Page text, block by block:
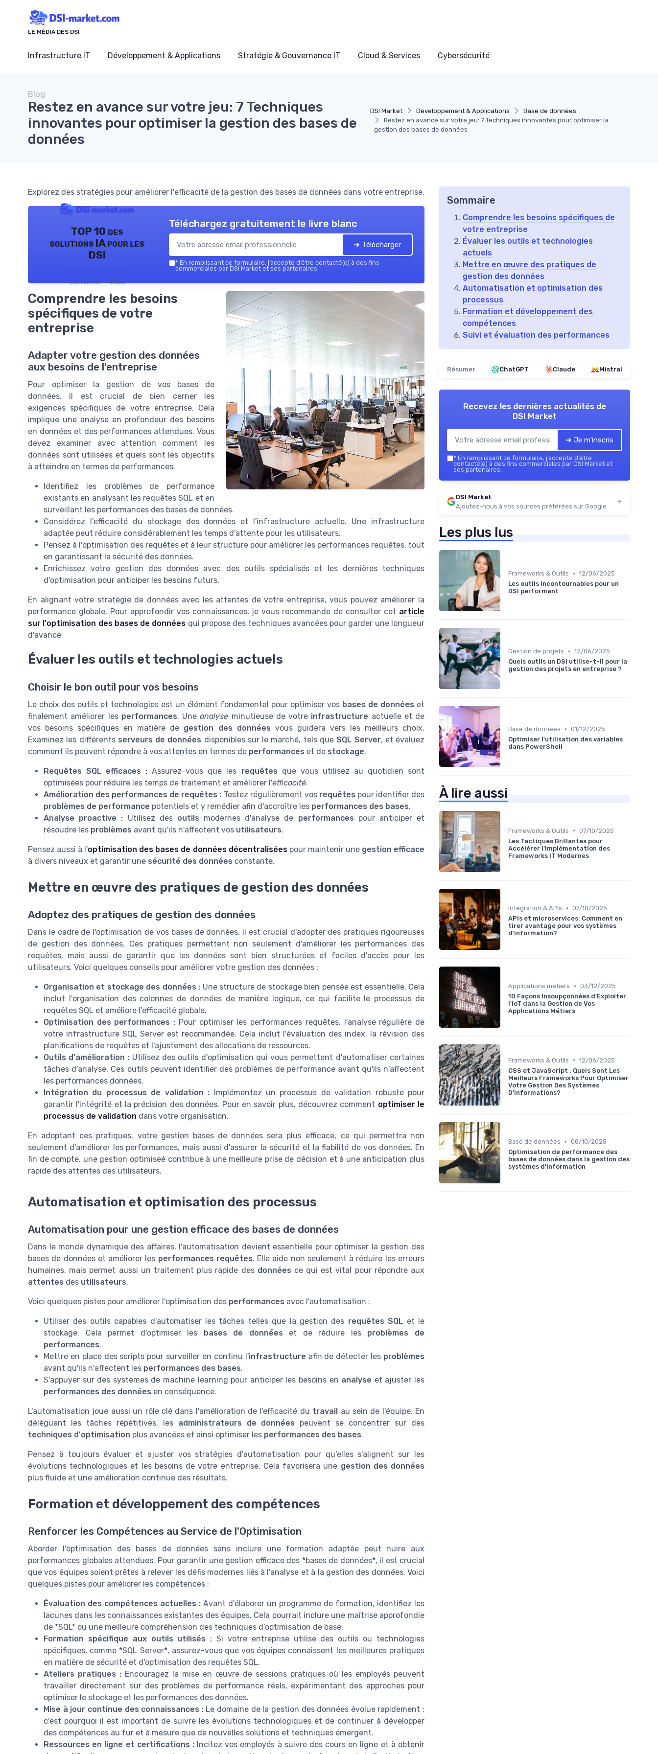
LE MÉDIA DES DSI
Infrastructure IT Développement & Applications Stratégie & Gouvernance IT Cloud & Services Cybersécurité
DSI Market Développement & Applications
Base de données
Restez en avance sur votre jeu: 7 Techniques innovantes pour optimiser la
gestion des bases de données
Blog
Restez en avance sur votre jeu: 7 Techniques
innovantes pour optimiser la gestion des bases de
données
Explorez des stratégies pour améliorer l'efficacité de la gestion des bases de données dans votre entreprise.
TOP 10 des
solutions IA pour les
DSI
DSI Market — 2026
Téléchargez gratuitement le livre blanc
➔ Télécharger
* En remplissant ce formulaire, j’accepte d’être contacté(e) à des fins
commerciales par DSI Market et ses partenaires.
Comprendre les besoins
spécifiques de votre
entreprise
Adapter votre gestion des données
aux besoins de l'entreprise
Pour optimiser la gestion de vos bases de
données, il est crucial de bien cerner les
exigences spécifiques de votre entreprise. Cela
implique une analyse en profondeur des besoins
en données et des performances attendues. Vous
devez examiner avec attention comment les
données sont utilisées et quels sont les objectifs
à atteindre en termes de performances.
Identifiez les problèmes de performance
existants en analysant les requêtes SQL et en
surveillant les performances des bases de données.
Considérez l'efficacité du stockage des données et l'infrastructure actuelle. Une infrastructure
adaptée peut réduire considérablement les temps d'attente pour les utilisateurs.
Pensez à l'optimisation des requêtes et à leur structure pour améliorer les performances requêtes, tout
en garantissant la sécurité des données.
Enrichissez votre gestion des données avec des outils spécialisés et les dernières techniques
d'optimisation pour anticiper les besoins futurs.
En alignant votre stratégie de données avec les attentes de votre entreprise, vous pouvez améliorer la
performance globale. Pour approfondir vos connaissances, je vous recommande de consulter cet article
sur l'optimisation des bases de données qui propose des techniques avancées pour garder une longueur
d'avance.
Évaluer les outils et technologies actuels
Choisir le bon outil pour vos besoins
Le choix des outils et technologies est un élément fondamental pour optimiser vos bases de données et
finalement améliorer les performances. Uneanalyse minutieuse de votre infrastructure actuelle et de
vos besoins spécifiques en matière de gestion des données vous guidera vers les meilleurs choix.
Examinez les différents serveurs de données disponibles sur le marché, tels queSQL Server, et évaluez
comment ils peuvent répondre à vos attentes en termes de performances et de stockage.
Requêtes SQL efficaces : Assurez-vous que les requêtes que vous utilisez au quotidien sont
optimisées pour réduire les temps de traitement et améliorer l'efficacité.
Amélioration des performances de requêtes : Testez régulièrement vos requêtes pour identifier des
problèmes de performance potentiels et y remédier afin d'accroître les performances des bases.
Analyse proactive : Utilisez des outils modernes d'analyse de performances pour anticiper et
résoudre les problèmes avant qu'ils n'affectent vos utilisateurs.
Pensez aussi à l'optimisation des bases de données décentraliséespour maintenir une gestion efficace
à divers niveaux et garantir une sécurité des données constante.
Mettre en œuvre des pratiques de gestion des données
Adoptez des pratiques de gestion des données
Dans le cadre de l'optimisation de vos bases de données, il est crucial d'adopter des pratiques rigoureuses
de gestion des données. Ces pratiques permettent non seulement d'améliorer les performances des
requêtes, mais aussi de garantir que les données sont bien structurées et faciles d'accès pour les
utilisateurs. Voici quelques conseils pour améliorer votre gestion des données :
Organisation et stockage des données : Une structure de stockage bien pensée est essentielle. Cela
inclut l'organisation des colonnes de données de manière logique, ce qui facilite le processus de
requêtes SQL et améliore l'efficacité globale.
Optimisation des performances : Pour optimiser les performances requêtes, l'analyse régulière de
votre infrastructure SQL Server est recommandée. Cela inclut l'évaluation des index, la révision des
planifications de requêtes et l'ajustement des allocations de ressources.
Outils d'amélioration :Utilisez des outils d'optimisation qui vous permettent d'automatiser certaines
tâches d'analyse. Ces outils peuvent identifier des problèmes de performance avant qu'ils n'affectent
les performances données.
Intégration du processus de validation : Implémentez un processus de validation robuste pour
garantir l'intégrité et la précision des données. Pour en savoir plus, découvrez comment optimiser le
processus de validation dans votre organisation.
En adoptant ces pratiques, votre gestion bases de données sera plus efficace, ce qui permettra non
seulement d'améliorer les performances, mais aussi d'assurer la sécurité et la fiabilité de vos données. En
fin de compte, une gestion optimiseé contribue à une meilleure prise de décision et à une anticipation plus
rapide des attentes des utilisateurs.
Automatisation et optimisation des processus
Automatisation pour une gestion efficace des bases de données
Dans le monde dynamique des affaires, l'automatisation devient essentielle pour optimiser la gestion des
bases de données et améliorer les performances requêtes. Elle aide non seulement à réduire les erreurs
humaines, mais permet aussi un traitement plus rapide des données ce qui est vital pour répondre aux
attentes des utilisateurs.
Voici quelques pistes pour améliorer l'optimisation des performances avec l'automatisation :
Utiliser des outils capables d'automatiser les tâches telles que la gestion des requêtes SQL et le
stockage. Cela permet d'optimiser les bases de données et de réduire les problèmes de
performances.
Mettre en place des scripts pour surveiller en continu l'infrastructure afin de détecter les problèmes
avant qu'ils n'affectent les performances des bases.
S'appuyer sur des systèmes de machine learning pour anticiper les besoins en analyse et ajuster les
performances des données en conséquence.
L'automatisation joue aussi un rôle clé dans l'amélioration de l'efficacité du travail au sein de l'équipe. En
déléguant les tâches répétitives, les administrateurs de données peuvent se concentrer sur des
techniques d'optimisation plus avancées et ainsi optimiser les performances des bases.
Pensez à toujours évaluer et ajuster vos stratégies d'automatisation pour qu'elles s'alignent sur les
évolutions technologiques et les besoins de votre entreprise. Cela favorisera une gestion des données
plus fluide et une amélioration continue des résultats.
Formation et développement des compétences
Renforcer les Compétences au Service de l'Optimisation
Aborder l'optimisation des bases de données sans inclure une formation adaptée peut nuire aux
performances globales attendues. Pour garantir une gestion efficace des *bases de données*, il est crucial
que vos équipes soient prêtes à relever les défis modernes liés à l'analyse et à la gestion des données. Voici
quelques pistes pour améliorer les compétences :
Évaluation des compétences actuelles : Avant d'élaborer un programme de formation, identifiez les
lacunes dans les connaissances existantes des équipes. Cela pourrait inclure une maîtrise approfondie
de *SQL* ou une meilleure compréhension des techniques d’optimisation de base.
Formation spécifique aux outils utilisés : Si votre entreprise utilise des outils ou technologies
spécifiques, comme *SQL Server*, assurez-vous que vos équipes connaissent les meilleures pratiques
en matière de sécurité et d'optimisation des requêtes SQL.
Ateliers pratiques : Encouragez la mise en œuvre de sessions pratiques où les employés peuvent
travailler directement sur des problèmes de performance réels, expérimentant des approches pour
optimiser le stockage et les performances des données.
Mise à jour continue des connaissances :Le domaine de la gestion des données évolue rapidement ;
c'est pourquoi il est important de suivre les évolutions technologiques et de continuer à développer
des compétences au fur et à mesure que de nouvelles solutions et techniques émergent.
Ressources en ligne et certifications :Incitez vos employés à suivre des cours en ligne et à obtenir
Sommaire
Comprendre les besoins spécifiques de
votre entreprise
Évaluer les outils et technologies
actuels
Mettre en œuvre des pratiques de
gestion des données
Automatisation et optimisation des
processus
Formation et développement des
compétences
Suivi et évaluation des performances
Résumer ChatGPT Claude Mistral
Recevez les dernières actualités de
DSI Market
➔ Je m'inscris
* En remplissant ce formulaire, j’accepte d’être
contacté(e) à des fins commerciales par DSI Market et
ses partenaires.
DSI Market
Ajoutez-nous à vos sources préférées sur Google
Les plus lus
Frameworks & Outils • 12/06/2025
Les outils incontournables pour un
DSI performant
Gestion de projets • 12/06/2025
Quels outils un DSI utilise-t-il pour la
gestion des projets en entreprise ?
Base de données • 01/12/2025
Optimiser l'utilisation des variables
dans PowerShell
À lire aussi
Frameworks & Outils • 07/10/2025
Les Tactiques Brillantes pour
Accélérer l'Implémentation des
Frameworks IT Modernes
Intégration & APIs • 07/10/2025
APIs et microservices: Comment en
tirer avantage pour vos systèmes
d'information?
Applications métiers • 03/12/2025
10 Façons Insoupçonnées d'Exploiter
l'IoT dans la Gestion de Vos
Applications Métiers
Frameworks & Outils • 12/06/2025
CSS et JavaScript : Quels Sont Les
Meilleurs Frameworks Pour Optimiser
Votre Gestion Des Systèmes
D'informations?
Base de données • 08/10/2025
Optimisation de performance des
bases de données dans la gestion des
systèmes d'information